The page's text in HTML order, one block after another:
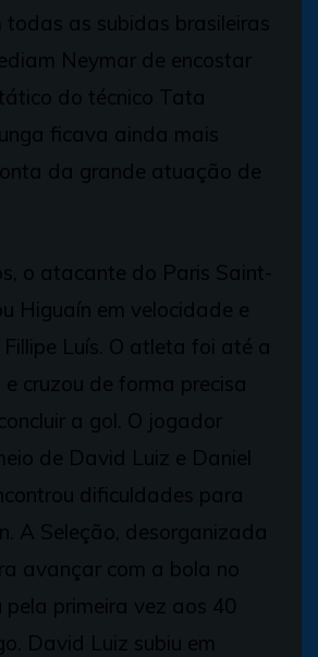
as subidas brasileiras
Neymar de encostar
do técnico Tata
ficava ainda mais
da grande atuação de
o atacante do Paris Saint-
Higuaín em velocidade e
Luís. O atleta foi até a
cruzou de forma precisa
a gol. O jogador
de David Luiz e Daniel
dificuldades para
A Seleção, desorganizada
avançar com a bola no
pela primeira vez aos 40
David Luiz subiu em